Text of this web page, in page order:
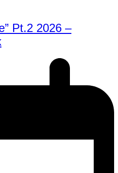
Pt.2 2026 –